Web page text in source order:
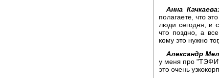
Анна
полагаете, что
люди сегодня, и
что поздно, а
кому это нужно
Александр
у меня про "ТЭФИ"
это очень